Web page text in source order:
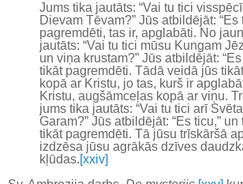
Jums tika jautāts: “Vai tu tici
Dievam Tēvam?” Jūs atbildējāt: “Es
pagremdēti, tas ir, apglabāti. No
jautāts: “Vai tu tici mūsu Kungam
un viņa krustam?” Jūs atbildējāt: “Es
tikāt pagremdēti. Tādā veidā jūs
kopā ar Kristu, jo tas, kurš ir
Kristu, augšāmceļas kopā ar viņu.
jums tika jautāts: “Vai tu tici arī
Garam?” Jūs atbildējāt: “Es ticu,” un
tikāt pagremdēti. Tā jūsu trīskāršā
izdzēsa jūsu agrākās dzīves
kļūdas.[xxiv]